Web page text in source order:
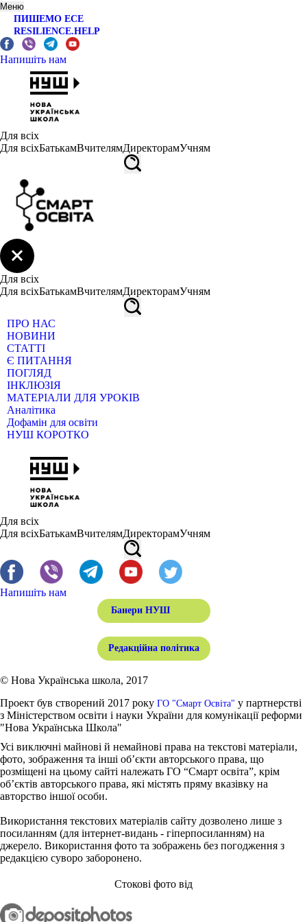
Меню
ПИШЕМО ЕСЕ
RESILIENCE.HELP
Напишіть нам
Для всіх
Для всіхБатькамВчителямДиректорамУчням
Для всіх
Для всіхБатькамВчителямДиректорамУчням
ПРО НАС
НОВИНИ
СТАТТІ
Є ПИТАННЯ
ПОГЛЯД
ІНКЛЮЗІЯ
МАТЕРІАЛИ ДЛЯ УРОКІВ
Аналітика
Дофамін для освіти
НУШ КОРОТКО
Для всіх
Для всіхБатькамВчителямДиректорамУчням
Напишіть нам
Банери НУШ
Редакційна політика
© Нова Українська школа, 2017
Проект був створений 2017 року ГО "Смарт Освіта" у партнерстві
з Міністерством освіти і науки України для комунікації реформи
"Нова Українська Школа"
Усі виключні майнові й немайнові права на текстові матеріали,
фото, зображення та інші об’єкти авторського права, що
розміщені на цьому сайті належать ГО “Смарт освіта”, крім
об’єктів авторського права, які містять пряму вказівку на
авторство іншої особи.
Використання текстових матеріалів сайту дозволено лише з
посиланням (для інтернет-видань - гіперпосиланням) на
джерело. Використання фото та зображень без погодження з
редакцією суворо заборонено.
Стокові фото від